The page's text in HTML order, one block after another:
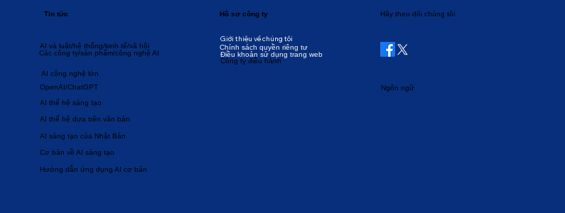
Tin tức
AI và luật/hệ thống/kinh tế/xã hội
Các công ty/sản phẩm/công nghệ AI
AI công nghệ lớn
OpenAI/ChatGPT
AI thế hệ sáng tạo
AI thế hệ dựa trên văn bản
AI sáng tạo của Nhật Bản
Cơ bản về AI sáng tạo
Hướng dẫn ứng dụng AI cơ bản
Hồ sơ công ty
Giới thiệu về chúng tôi
Chính sách quyền riêng tư
Điều khoản sử dụng trang web
Công ty điều hành
Hãy theo dõi chúng tôi
Ngôn ngữ